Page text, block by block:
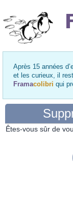
Après 15 années
et les curieux, il
Framacolibri qui
Êtes-vous sûr de